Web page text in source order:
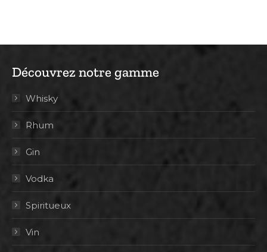
Découvrez notre gamme
Whisky
Rhum
Gin
Vodka
Spiritueux
Vin